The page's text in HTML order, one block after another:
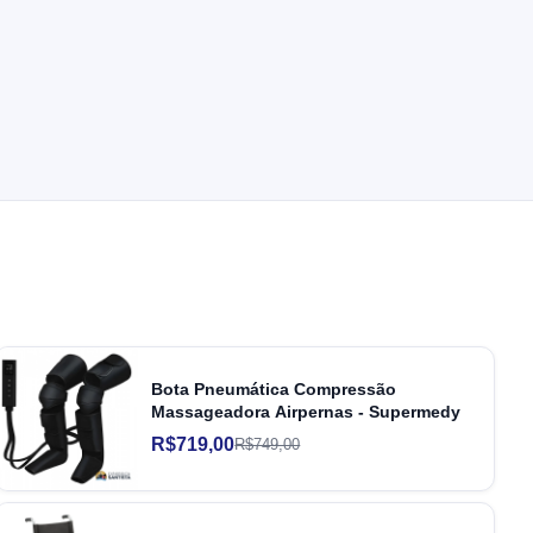
Bota Pneumática Compressão
Massageadora Airpernas - Supermedy
R$719,00R$749,00